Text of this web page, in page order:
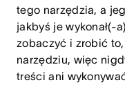
tego narzędzia, a
jakbyś je wykonał(-
zobaczyć i zrobić
narzędziu, więc
treści ani